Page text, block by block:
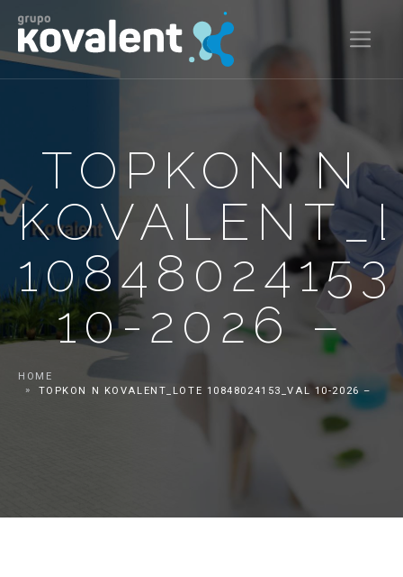
TOPKON N
10-2026 –
HOME
TOPKON N KOVALENT_LOTE 10848024153_VAL 10-2026 –